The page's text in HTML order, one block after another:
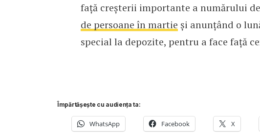
față creșterii importante a numărului
de persoane în martie și anunțând o
special la depozite, pentru a face față
Împărtășește cu audiența ta:
WhatsApp Facebook X